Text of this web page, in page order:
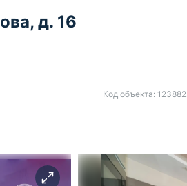
д. 16
Код объекта: